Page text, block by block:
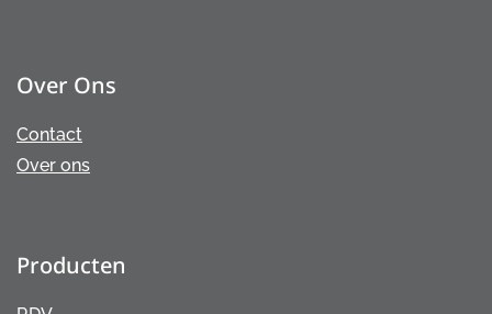
Over Ons
Contact
Over ons
Producten